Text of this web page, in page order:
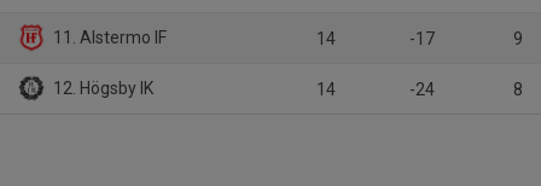
11. Alstermo IF 14 -17 9
12. Högsby IK 14 -24 8